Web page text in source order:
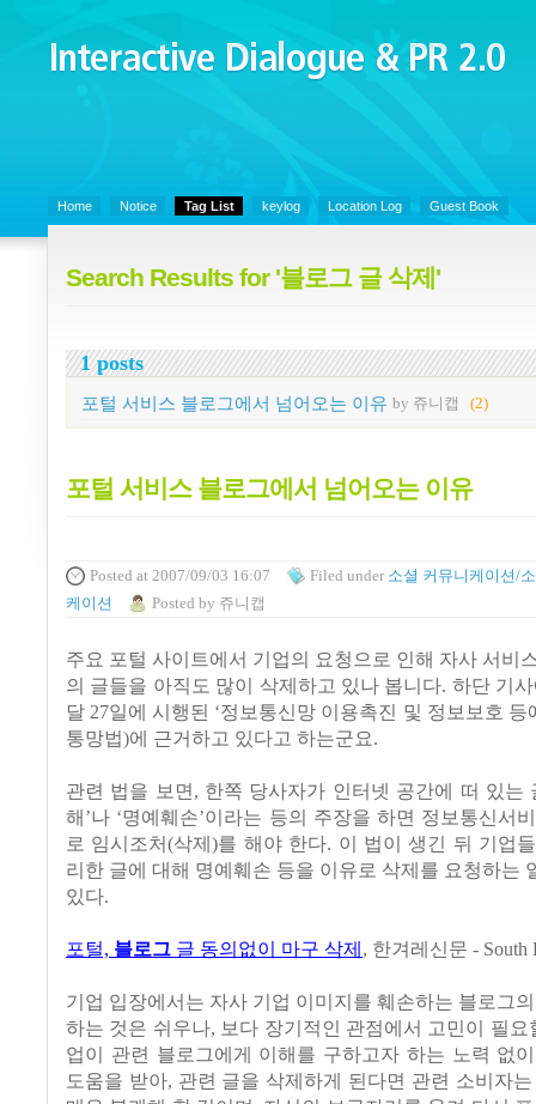
Interactive Dialogue &
PR 2.0
Home Notice Tag List keylog Location Log Guest Book
Search Results for '블로그 글 삭제'
1 posts
포털 서비스 블로그에서 넘어오는 이유 by 쥬니캡 (2)
포털 서비스 블로그에서 넘어오는 이유
Posted at 2007/09/03 16:07 Filed under 소셜 커뮤니케이션/
케이션
Posted by 쥬니캡
주요 포털 사이트에서 기업의 요청으로 인해 자사 서비
의 글들을 아직도 많이 삭제하고 있나 봅니다. 하단 기
달 27일에 시행된 ‘정보통신망 이용촉진 및 정보보호 등
통망법)에 근거하고 있다고 하는군요.
관련 법을 보면, 한쪽 당사자가 인터넷 공간에 떠 있는
해’나 ‘명예훼손’이라는 등의 주장을 하면 정보통신서
로 임시조처(삭제)를 해야 한다. 이 법이 생긴 뒤 기업
리한 글에 대해 명예훼손 등을 이유로 삭제를 요청하는
있다.
포털, 블로그 글 동의없이 마구 삭제 , 한겨레신문 - South
기업 입장에서는 자사 기업 이미지를 훼손하는 블로그
하는 것은 쉬우나, 보다 장기적인 관점에서 고민이 필요
업이 관련 블로그에게 이해를 구하고자 하는 노력 없
도움을 받아, 관련 글을 삭제하게 된다면 관련 소비자